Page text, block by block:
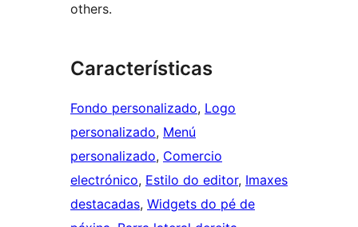
others.
Características
Fondo personalizado, Logo
personalizado, Menú
personalizado, Comercio
electrónico, Estilo do editor, Imaxes
destacadas, Widgets do pé de